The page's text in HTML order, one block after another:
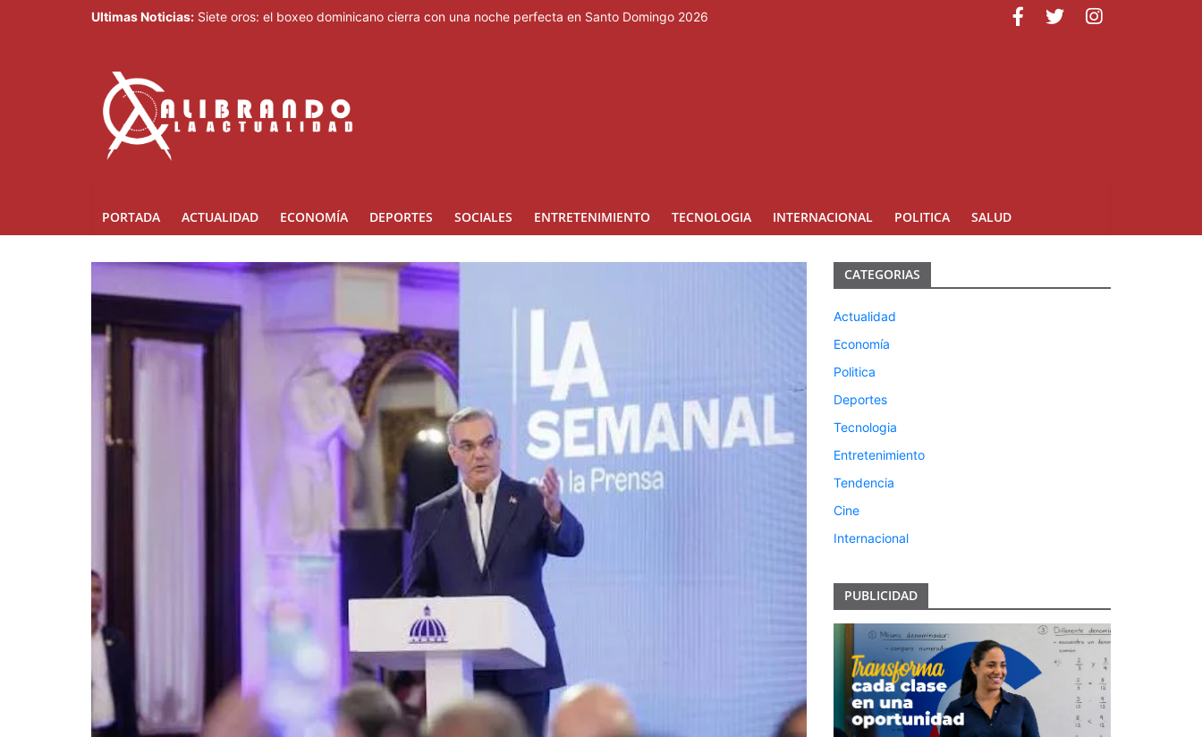
Ultimas Noticias: Siete oros: el boxeo dominicano cierra con una noche perfecta en Santo Domingo 2026
PORTADA ACTUALIDAD ECONOMÍA DEPORTES SOCIALES ENTRETENIMIENTO TECNOLOGIA INTERNACIONAL POLITICA SALUD
CATEGORIAS
Actualidad
Economía
Politica
Deportes
Tecnologia
Entretenimiento
Tendencia
Cine
Internacional
PUBLICIDAD